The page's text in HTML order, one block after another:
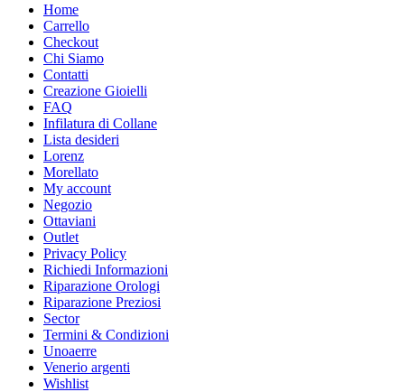
Home
Carrello
Checkout
Chi Siamo
Contatti
Creazione Gioielli
FAQ
Infilatura di Collane
Lista desideri
Lorenz
Morellato
My account
Negozio
Ottaviani
Outlet
Privacy Policy
Richiedi Informazioni
Riparazione Orologi
Riparazione Preziosi
Sector
Termini & Condizioni
Unoaerre
Venerio argenti
Wishlist